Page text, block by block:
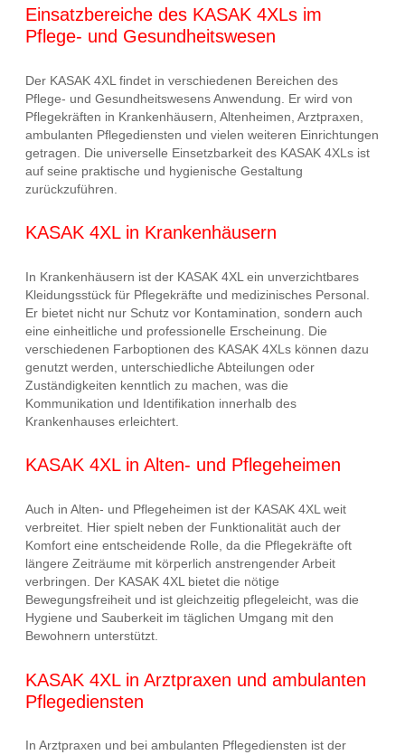
Einsatzbereiche des KASAK 4XLs im
Pflege- und Gesundheitswesen
Der KASAK 4XL findet in verschiedenen Bereichen des
Pflege- und Gesundheitswesens Anwendung. Er wird von
Pflegekräften in Krankenhäusern, Altenheimen, Arztpraxen,
ambulanten Pflegediensten und vielen weiteren Einrichtungen
getragen. Die universelle Einsetzbarkeit des KASAK 4XLs ist
auf seine praktische und hygienische Gestaltung
zurückzuführen.
KASAK 4XL in Krankenhäusern
In Krankenhäusern ist der KASAK 4XL ein unverzichtbares
Kleidungsstück für Pflegekräfte und medizinisches Personal.
Er bietet nicht nur Schutz vor Kontamination, sondern auch
eine einheitliche und professionelle Erscheinung. Die
verschiedenen Farboptionen des KASAK 4XLs können dazu
genutzt werden, unterschiedliche Abteilungen oder
Zuständigkeiten kenntlich zu machen, was die
Kommunikation und Identifikation innerhalb des
Krankenhauses erleichtert.
KASAK 4XL in Alten- und Pflegeheimen
Auch in Alten- und Pflegeheimen ist der KASAK 4XL weit
verbreitet. Hier spielt neben der Funktionalität auch der
Komfort eine entscheidende Rolle, da die Pflegekräfte oft
längere Zeiträume mit körperlich anstrengender Arbeit
verbringen. Der KASAK 4XL bietet die nötige
Bewegungsfreiheit und ist gleichzeitig pflegeleicht, was die
Hygiene und Sauberkeit im täglichen Umgang mit den
Bewohnern unterstützt.
KASAK 4XL in Arztpraxen und ambulanten
Pflegediensten
In Arztpraxen und bei ambulanten Pflegediensten ist der